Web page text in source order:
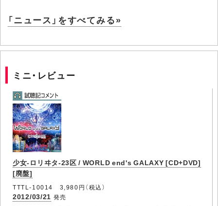
「ニュース」をすべてみる»
ミニ・レビュー
少女-ロリヰタ-23区 / WORLD end's GALAXY [CD+DVD]
[廃盤]
TTTL-10014 3,980円（税込）
2012/03/21 発売